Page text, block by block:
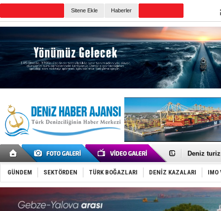
Sitene Ekle Haberler
Türkiye-
Deniz
DÖDER,
Fairline,
Baltık
Runit
Limana
Türk
GÜNDEM SEKTÖRDEN TÜRK BOĞAZLARI DENİZ KAZALARI IMO